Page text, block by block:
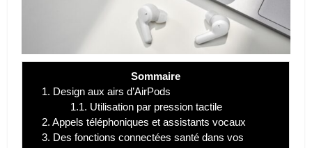
Sommaire
1. Design aux airs d’AirPods
1.1. Utilisation par pression tactile
2. Appels téléphoniques et assistants vocaux
3. Des fonctions connectées santé dans vos